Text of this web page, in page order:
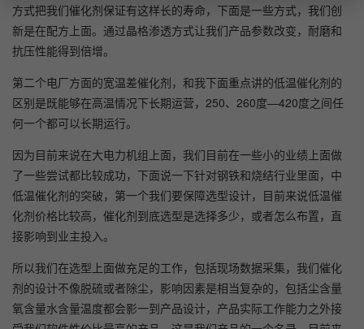
方式把我们催化剂保证有这样长的寿命，下面是一些方式，我们创
新是在配方上面。通过晶格渗透方式让我们产品参数改变，耐磨和
抗压性能得到倍增。
第二个电厂方面的宽温差催化剂，和我下面重点讲的低温催化剂的
区别是既能够在高温情况下长期运营，250、260度—420度之间任
何一个都可以长期运行。
因为目前来说在大电力机组上面，我们目前在一些小的业绩上面做
了一些尝试都比较成功，下面说一下针对钢铁和烧结行业里面，中
低温催化剂的突破，第一个我们要保障选型设计，目前来说低温催
化剂价格比较高，催化剂到底选型是选择多少，或者怎么布置，直
接影响到业主投入。
所以我们在选型上面做充足的工作，包括现场数据采集，我们催化
剂的设计不像脱硫或者除尘，影响因素是相当复杂的，包括尘含量
氧含量水含量温度都会影一到产品设计，产品实际工作能力之外接